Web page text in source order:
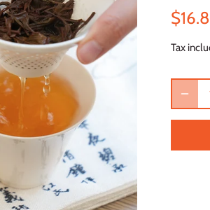
Tax